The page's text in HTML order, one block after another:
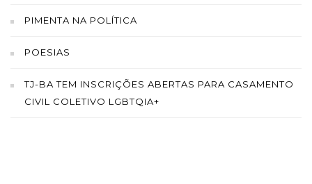
PIMENTA NA POLÍTICA
POESIAS
TJ-BA TEM INSCRIÇÕES ABERTAS PARA CASAMENTO
CIVIL COLETIVO LGBTQIA+